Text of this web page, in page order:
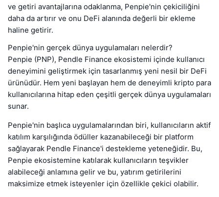
ve getiri avantajlarına odaklanma, Penpie'nin çekiciliğini
daha da artırır ve onu DeFi alanında değerli bir ekleme
haline getirir.
Penpie'nin gerçek dünya uygulamaları nelerdir?
Penpie (PNP), Pendle Finance ekosistemi içinde kullanıcı
deneyimini geliştirmek için tasarlanmış yeni nesil bir DeFi
ürünüdür. Hem yeni başlayan hem de deneyimli kripto para
kullanıcılarına hitap eden çeşitli gerçek dünya uygulamaları
sunar.
Penpie'nin başlıca uygulamalarından biri, kullanıcıların aktif
katılım karşılığında ödüller kazanabileceği bir platform
sağlayarak Pendle Finance'i destekleme yeteneğidir. Bu,
Penpie ekosistemine katılarak kullanıcıların teşvikler
alabileceği anlamına gelir ve bu, yatırım getirilerini
maksimize etmek isteyenler için özellikle çekici olabilir.